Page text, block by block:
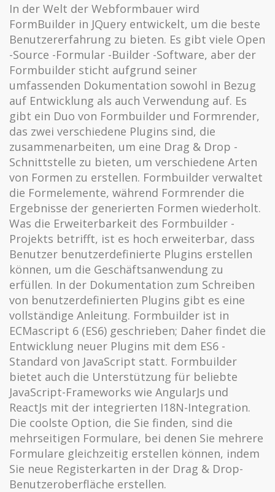
In der Welt der Webformbauer wird
FormBuilder in JQuery entwickelt, um die beste
Benutzererfahrung zu bieten. Es gibt viele Open
-Source -Formular -Builder -Software, aber der
Formbuilder sticht aufgrund seiner
umfassenden Dokumentation sowohl in Bezug
auf Entwicklung als auch Verwendung auf. Es
gibt ein Duo von Formbuilder und Formrender,
das zwei verschiedene Plugins sind, die
zusammenarbeiten, um eine Drag & Drop -
Schnittstelle zu bieten, um verschiedene Arten
von Formen zu erstellen. Formbuilder verwaltet
die Formelemente, während Formrender die
Ergebnisse der generierten Formen wiederholt.
Was die Erweiterbarkeit des Formbuilder -
Projekts betrifft, ist es hoch erweiterbar, dass
Benutzer benutzerdefinierte Plugins erstellen
können, um die Geschäftsanwendung zu
erfüllen. In der Dokumentation zum Schreiben
von benutzerdefinierten Plugins gibt es eine
vollständige Anleitung. Formbuilder ist in
ECMascript 6 (ES6) geschrieben; Daher findet die
Entwicklung neuer Plugins mit dem ES6 -
Standard von JavaScript statt. Formbuilder
bietet auch die Unterstützung für beliebte
JavaScript-Frameworks wie AngularJs und
ReactJs mit der integrierten I18N-Integration.
Die coolste Option, die Sie finden, sind die
mehrseitigen Formulare, bei denen Sie mehrere
Formulare gleichzeitig erstellen können, indem
Sie neue Registerkarten in der Drag & Drop-
Benutzeroberfläche erstellen.